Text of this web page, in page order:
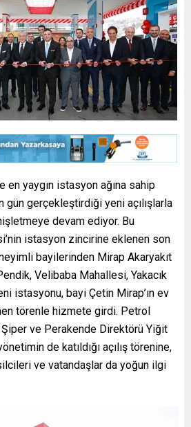
en yaygın istasyon ağına sahip
gün gerçekleştirdiği yeni açılışlarla
devam ediyor. Bu
istasyon zincirine eklenen son
bayilerinden Mirap Akaryakıt
Velibaba Mahallesi, Yakacık
istasyonu, bayi Çetin Mirap’ın ev
törenle hizmete girdi. Petrol
Şiper ve Perakende Direktörü Yiğit
de katıldığı açılış törenine,
ve vatandaşlar da yoğun ilgi